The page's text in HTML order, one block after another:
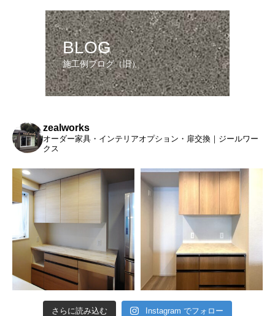
BLOG
施工例ブログ（旧）
zealworks
オーダー家具・インテリアオプション・扉交換｜ジールワー
クス
さらに読み込む Instagram でフォロー